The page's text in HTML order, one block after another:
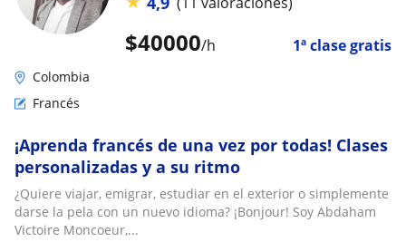
$40000/h 1ª clase gratis
Colombia
Francés
¡Aprenda francés de una vez por todas! Clases
personalizadas y a su ritmo
¿Quiere viajar, emigrar, estudiar en el exterior o simplemente
darse la pela con un nuevo idioma? ¡Bonjour! Soy Abdaham
Victoire Moncoeur,...